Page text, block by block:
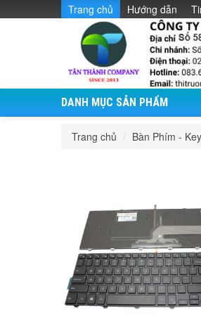
Trang chủ Hướng dẫn
DANH MỤC SẢN PHẨM
Trang chủ / Bàn Phím -